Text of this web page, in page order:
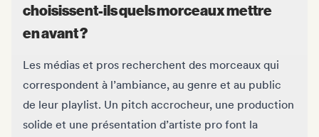
choisissent-ils quels morceaux mettre
en avant ?
Les médias et pros recherchent des morceaux qui
correspondent à l’ambiance, au genre et au public
de leur playlist. Un pitch accrocheur, une production
solide et une présentation d’artiste pro font la